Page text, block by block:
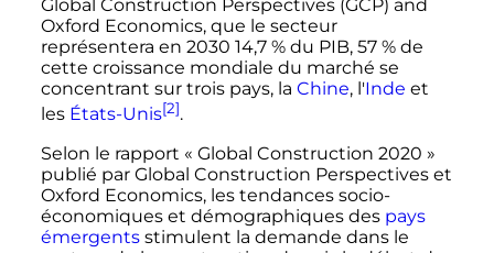
Global Construction Perspectives (GCP) and
Oxford Economics, que le secteur
représentera en 2030 14,7 % du PIB, 57 % de
cette croissance mondiale du marché se
concentrant sur trois pays, la Chine, l'Inde et
les États-Unis[2].
Selon le rapport « Global Construction 2020 »
publié par Global Construction Perspectives et
Oxford Economics, les tendances socio-
économiques et démographiques des pays
émergentsstimulent la demande dans le